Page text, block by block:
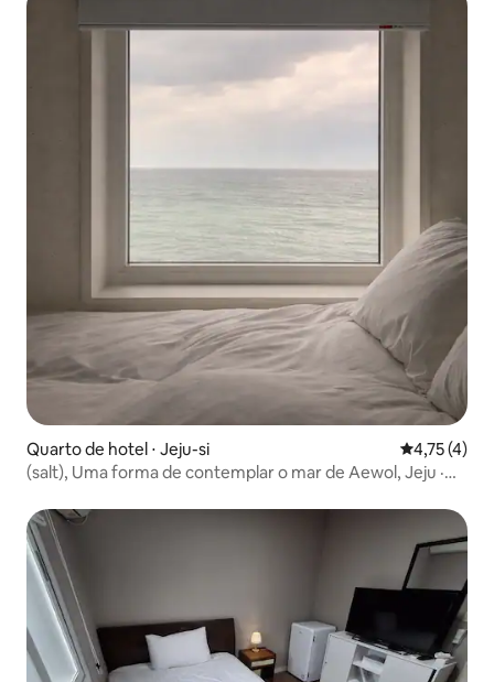
Quarto de hotel ⋅ Jeju-si 4,75 de
4,75 (4)
(salt), Uma forma de contemplar o mar de Aewol, Jeju ·